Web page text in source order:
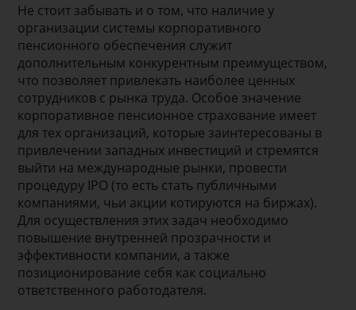
Не стоит забывать и о том, что наличие у
организации системы корпоративного
пенсионного обеспечения служит
дополнительным конкурентным преимуществом,
что позволяет привлекать наиболее ценных
сотрудников с рынка труда. Особое значение
корпоративное пенсионное страхование имеет
для тех организаций, которые заинтересованы в
привлечении западных инвестиций и стремятся
выйти на международные рынки, провести
процедуру IPO (то есть стать публичными
компаниями, чьи акции котируются на биржах).
Для осуществления этих задач необходимо
повышение внутренней прозрачности и
эффективности компании, а также
позиционирование себя как социально
ответственного работодателя.